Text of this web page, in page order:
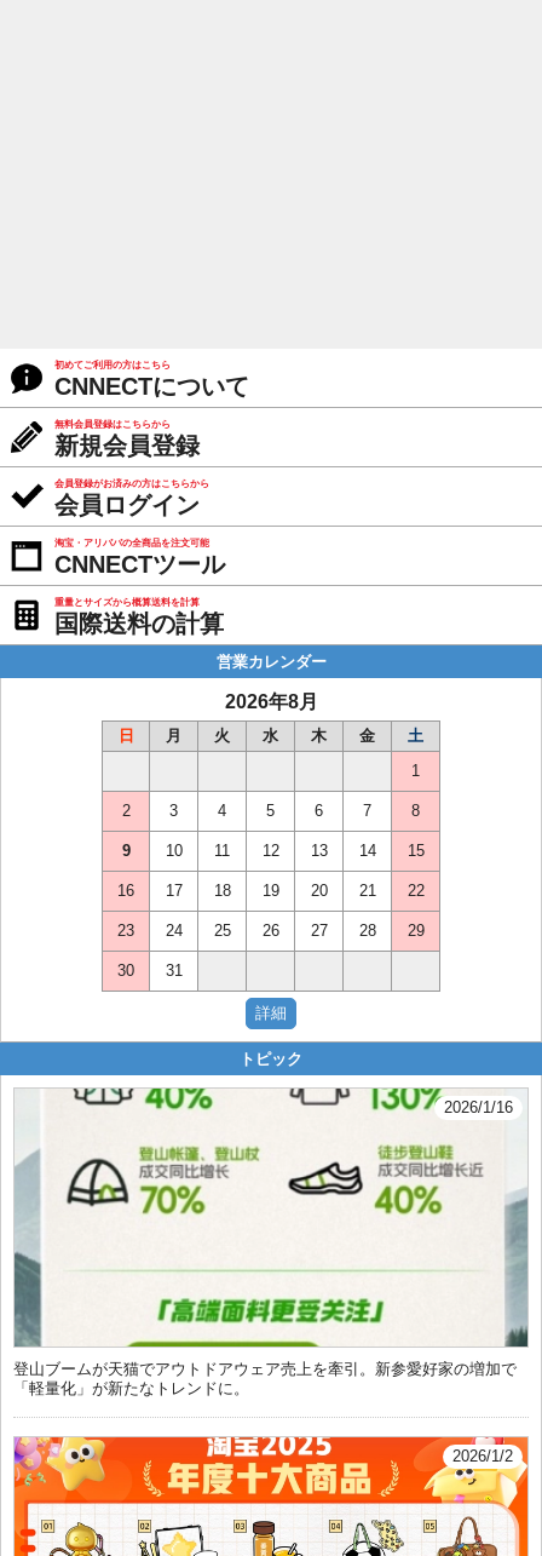
初めてご利用の方はこちら
CNNECTについて
無料会員登録はこちらから
新規会員登録
会員登録がお済みの方はこちらから
会員ログイン
淘宝・アリババの全商品を注文可能
CNNECTツール
重量とサイズから概算送料を計算
国際送料の計算
営業カレンダー
2026年8月
日 月 火 水 木 金
土
1
2 3 4 5 6 7 8
9 10 11 12 13 14 15
16 17 18 19 20 21 22
23 24 25 26 27 28 29
30 31
トピック
2026/1/16
登山ブームが天猫でアウトドアウェア売上を牽引。新参愛好家の増加で
「軽量化」が新たなトレンドに。
2026/1/2